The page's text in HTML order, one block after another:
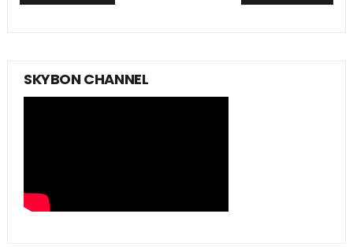
SKYBON CHANNEL